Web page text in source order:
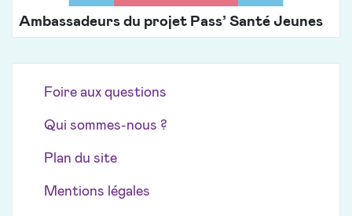
Ambassadeurs du projet Pass’ Santé Jeunes
Foire aux questions
Qui sommes-nous ?
Plan du site
Mentions légales